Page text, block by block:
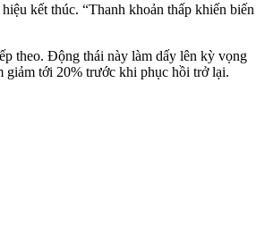
kết thúc. “Thanh khoản thấp khiến biến
theo. Động thái này làm dấy lên kỳ vọng
giảm tới 20% trước khi phục hồi trở lại.